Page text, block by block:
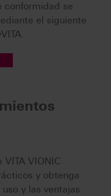
conformidad se
el siguiente
VIONIC
y obtenga
y las ventajas